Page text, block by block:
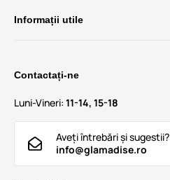
Informații utile
Contactați-ne
Luni-Vineri: 11-14, 15-18
Aveți întrebări și sugestii?
info@glamadise.ro